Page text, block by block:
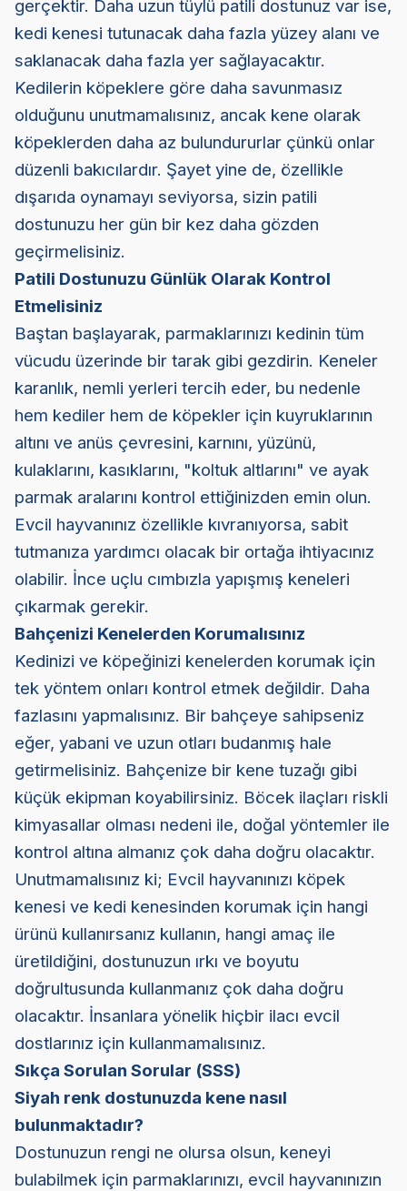
gerçektir. Daha uzun tüylü patili dostunuz var ise,
kedi kenesi tutunacak daha fazla yüzey alanı ve
saklanacak daha fazla yer sağlayacaktır.
Kedilerin köpeklere göre daha savunmasız
olduğunu unutmamalısınız, ancak kene olarak
köpeklerden daha az bulundururlar çünkü onlar
düzenli bakıcılardır. Şayet yine de, özellikle
dışarıda oynamayı seviyorsa, sizin patili
dostunuzu her gün bir kez daha gözden
geçirmelisiniz.
Patili Dostunuzu Günlük Olarak Kontrol
Etmelisiniz
Baştan başlayarak, parmaklarınızı kedinin tüm
vücudu üzerinde bir tarak gibi gezdirin. Keneler
karanlık, nemli yerleri tercih eder, bu nedenle
hem kediler hem de köpekler için kuyruklarının
altını ve anüs çevresini, karnını, yüzünü,
kulaklarını, kasıklarını, "koltuk altlarını" ve ayak
parmak aralarını kontrol ettiğinizden emin olun.
Evcil hayvanınız özellikle kıvranıyorsa, sabit
tutmanıza yardımcı olacak bir ortağa ihtiyacınız
olabilir. İnce uçlu cımbızla yapışmış keneleri
çıkarmak gerekir.
Bahçenizi Kenelerden Korumalısınız
Kedinizi ve köpeğinizi kenelerden korumak için
tek yöntem onları kontrol etmek değildir. Daha
fazlasını yapmalısınız. Bir bahçeye sahipseniz
eğer, yabani ve uzun otları budanmış hale
getirmelisiniz. Bahçenize bir kene tuzağı gibi
küçük ekipman koyabilirsiniz. Böcek ilaçları riskli
kimyasallar olması nedeni ile, doğal yöntemler ile
kontrol altına almanız çok daha doğru olacaktır.
Unutmamalısınız ki; Evcil hayvanınızı köpek
kenesi ve kedi kenesinden korumak için hangi
ürünü kullanırsanız kullanın, hangi amaç ile
üretildiğini, dostunuzun ırkı ve boyutu
doğrultusunda kullanmanız çok daha doğru
olacaktır. İnsanlara yönelik hiçbir ilacı evcil
dostlarınız için kullanmamalısınız.
Sıkça Sorulan Sorular (SSS)
Siyah renk dostunuzda kene nasıl
bulunmaktadır?
Dostunuzun rengi ne olursa olsun, keneyi
bulabilmek için parmaklarınızı, evcil hayvanınızın